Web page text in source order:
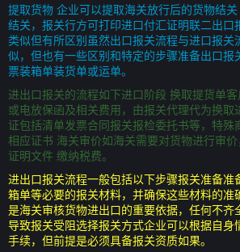
提取货物 企业可以提取海关放行后的货物结
结关，报关行方可打印进口付汇证明联二出口
类似但有所区别虽然出口报关流程与进口报关
似，但也有一些区别和特定的步骤准备出口报
票装箱单装货单或运单。
进出口报关的流程如下进口阶段 换取提货单
或电放保函及相关费用，由报关代理代为换取
证包括清单发票合同报关报检委托书等，特殊
相应证书 海关审价如海关需要对货物进行审
证明文件 缴纳税费。
进出口报关流程一般包括以下步骤报关准备准
箱单等必要的报关材料，并确保这些材料的准
是海关审核货物进出口的重要依据，任何不齐
导致报关受阻选择报关方式企业可以根据自身
手续，但前提是必须具备报关资质如果。